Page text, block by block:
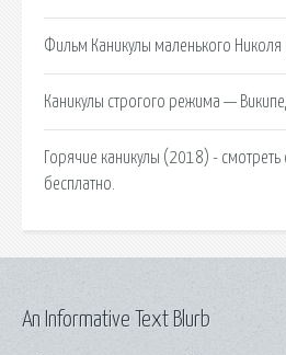
Фильм Каникулы маленького
Каникулы строгого режима —
Горячие каникулы (2018) -
бесплатно.
An Informative Text Blurb